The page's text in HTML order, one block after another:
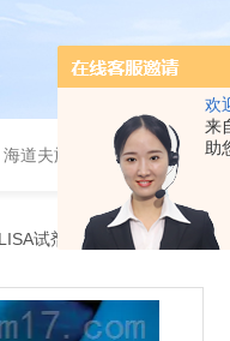
欢
来
助
道夫旋转蒸发仪
试剂盒> 大鼠胎盘生长因